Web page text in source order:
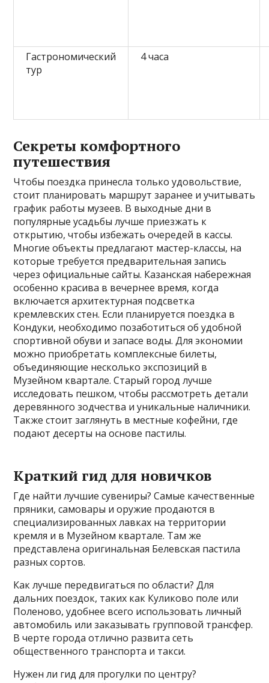
Гастрономический
тур
4 часа
Секреты комфортного
путешествия
Чтобы поездка принесла только удовольствие,
стоит планировать маршрут заранее и учитывать
график работы музеев. В выходные дни в
популярные усадьбы лучше приезжать к
открытию, чтобы избежать очередей в кассы.
Многие объекты предлагают мастер-классы, на
которые требуется предварительная запись
через официальные сайты. Казанская набережная
особенно красива в вечернее время, когда
включается архитектурная подсветка
кремлевских стен. Если планируется поездка в
Кондуки, необходимо позаботиться об удобной
спортивной обуви и запасе воды. Для экономии
можно приобретать комплексные билеты,
объединяющие несколько экспозиций в
Музейном квартале. Старый город лучше
исследовать пешком, чтобы рассмотреть детали
деревянного зодчества и уникальные наличники.
Также стоит заглянуть в местные кофейни, где
подают десерты на основе пастилы.
Краткий гид для новичков
Где найти лучшие сувениры? Самые качественные
пряники, самовары и оружие продаются в
специализированных лавках на территории
кремля и в Музейном квартале. Там же
представлена оригинальная Белевская пастила
разных сортов.
Как лучше передвигаться по области? Для
дальних поездок, таких как Куликово поле или
Поленово, удобнее всего использовать личный
автомобиль или заказывать групповой трансфер.
В черте города отлично развита сеть
общественного транспорта и такси.
Нужен ли гид для прогулки по центру?